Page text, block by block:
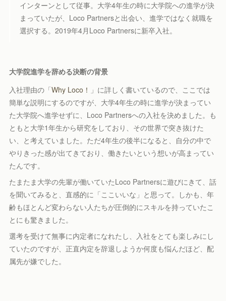
インターンとして従事。大学4年生の時に大学院への進学が決
まっていたが、Loco Partnersと出会い、進学ではなく就職を
選択する。2019年4月Loco Partnersに新卒入社。
大学院進学を辞める決断の背景
入社理由の「Why Loco！ 」に詳しく書いているので、ここでは
簡単な説明にするのですが、大学4年生の時に進学が決まってい
た大学院へ進学せずに、Loco Partnersへの入社を決めました。も
ともと大学1年生から研究をしており、その世界で突き抜けた
い、と考えていました。ただ4年生の後半になると、自分の中で
やりきった感が出てきており、働きたいという想いが高まってい
たんです。
たまたま大学の先輩が働いていたLoco Partnersに遊びにきて、話
を聞いてみると、直感的に「ここいいな」と思って。しかも、年
齢もほとんど変わらない人たちが圧倒的にスキルを持っていたこ
とにも驚きました。
選考を受けて無事に内定者になれたし、入社をとても楽しみにし
ていたのですが、正直内定を辞退しようか何度も悩んだほど、配
属先が嫌でした。